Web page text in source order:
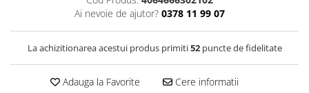
Ai nevoie de ajutor? 0378 11 99 07
La achizitionarea acestui produs primiti52puncte de fidelitate
Adauga la Favorite Cere informatii